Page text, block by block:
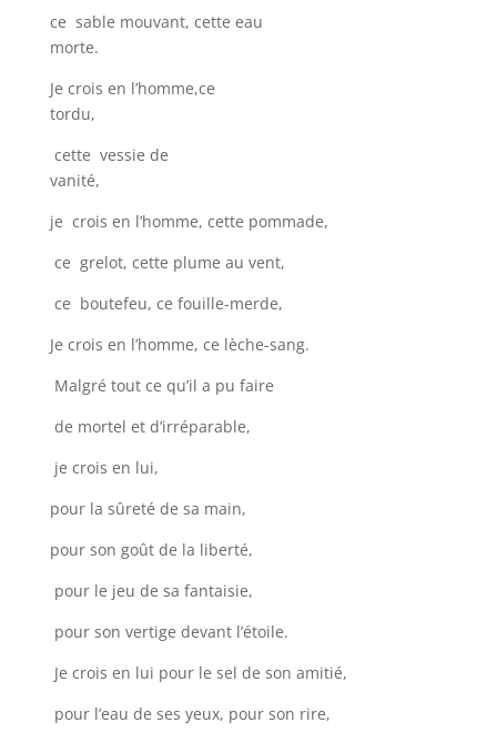
ce sable mouvant, cette eau
morte.
Je crois en l’homme,ce
tordu,
cette vessie de
vanité,
je crois en l’homme, cette pommade,
ce grelot, cette plume au vent,
ce boutefeu, ce fouille-merde,
Je crois en l’homme, ce lèche-sang.
Malgré tout ce qu’il a pu faire
de mortel et d’irréparable,
je crois en lui,
pour la sûreté de sa main,
pour son goût de la liberté,
pour le jeu de sa fantaisie,
pour son vertige devant l’étoile.
Je crois en lui pour le sel de son amitié,
pour l’eau de ses yeux, pour son rire,